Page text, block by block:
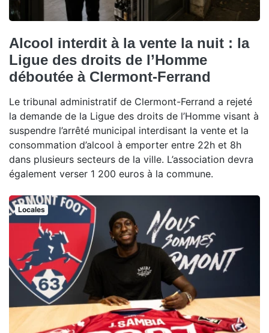
Alcool interdit à la vente la nuit : la
Ligue des droits de l’Homme
déboutée à Clermont-Ferrand
Le tribunal administratif de Clermont-Ferrand a rejeté
la demande de la Ligue des droits de l’Homme visant à
suspendre l’arrêté municipal interdisant la vente et la
consommation d’alcool à emporter entre 22h et 8h
dans plusieurs secteurs de la ville. L’association devra
également verser 1 200 euros à la commune.
Locales